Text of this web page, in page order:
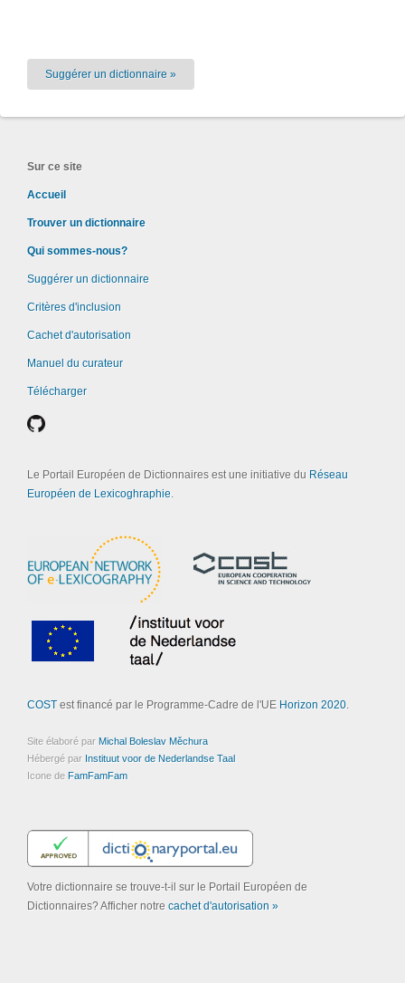
Suggérer un dictionnaire »
Sur ce site
Accueil
Trouver un dictionnaire
Qui sommes-nous?
Suggérer un dictionnaire
Critères d'inclusion
Cachet d'autorisation
Manuel du curateur
Télécharger
Le Portail Européen de Dictionnaires est une initiative du Réseau
Européen de Lexicoghraphie.
COSTest financé par le Programme-Cadre de l'UE Horizon 2020.
Site élaboré par Michal Boleslav Měchura
Hébergé par Instituut voor de Nederlandse Taal
Icone de FamFamFam
Votre dictionnaire se trouve-t-il sur le Portail Européen de
Dictionnaires? Afficher notre cachet d'autorisation »